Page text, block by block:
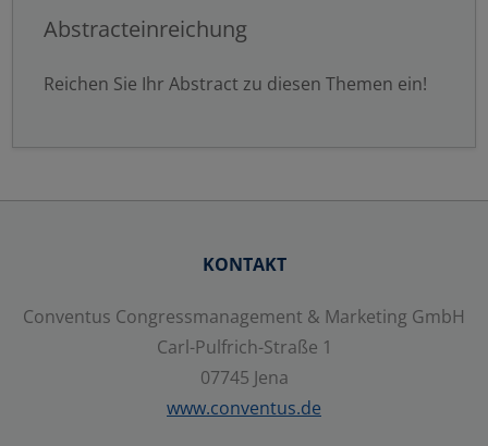
Abstracteinreichung
Reichen Sie Ihr Abstract zu diesen Themen ein!
KONTAKT
Conventus Congressmanagement & Marketing GmbH
Carl-Pulfrich-Straße 1
07745 Jena
www.conventus.de